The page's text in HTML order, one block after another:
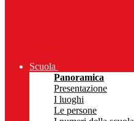
Scuola
Panoramica
Presentazione
I luoghi
Le persone